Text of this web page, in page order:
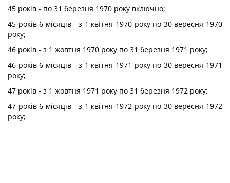
45 років - по 31 березня 1970 року включно;
45 років 6 місяців - з 1 квітня 1970 року по 30 вересня 1970
року;
46 років - з 1 жовтня 1970 року по 31 березня 1971 року;
46 років 6 місяців - з 1 квітня 1971 року по 30 вересня 1971
року;
47 років - з 1 жовтня 1971 року по 31 березня 1972 року;
47 років 6 місяців - з 1 квітня 1972 року по 30 вересня 1972
року;